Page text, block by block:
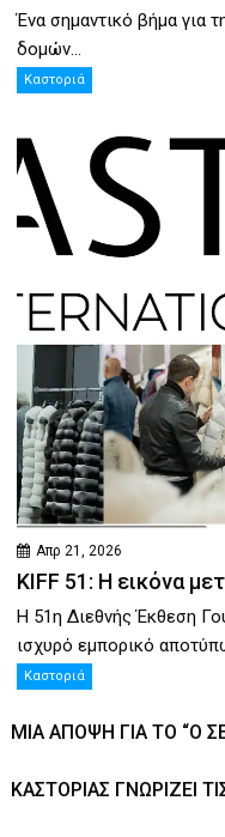
Ένα σημαντικό βήμα για
δομών...
Καστοριά
Απρ 21, 2026
KIFF 51: Η εικόνα
Η 51η Διεθνής Έκθεση
ισχυρό εμπορικό
Καστοριά
ΜΊΑ ΆΠΟΨΗ ΓΙΑ ΤΟ “Ο
ΚΑΣΤΟΡΙΆΣ ΓΝΩΡΊΖΕΙ